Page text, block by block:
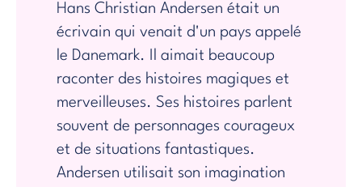
Hans Christian Andersen était un
écrivain qui venait d'un pays appelé
le Danemark. Il aimait beaucoup
raconter des histoires magiques et
merveilleuses. Ses histoires parlent
souvent de personnages courageux
et de situations fantastiques.
Andersen utilisait son imagination